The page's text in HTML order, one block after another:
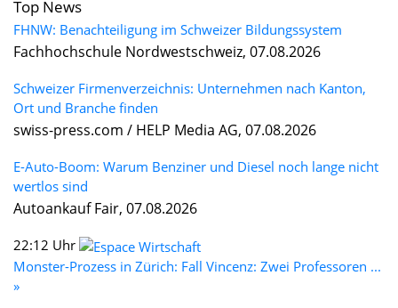
Top News
FHNW: Benachteiligung im Schweizer Bildungssystem
Fachhochschule Nordwestschweiz, 07.08.2026
Schweizer Firmenverzeichnis: Unternehmen nach Kanton,
Ort und Branche finden
swiss-press.com / HELP Media AG, 07.08.2026
E-Auto-Boom: Warum Benziner und Diesel noch lange nicht
wertlos sind
Autoankauf Fair, 07.08.2026
22:12 Uhr
Monster-Prozess in Zürich: Fall Vincenz: Zwei Professoren ...
»